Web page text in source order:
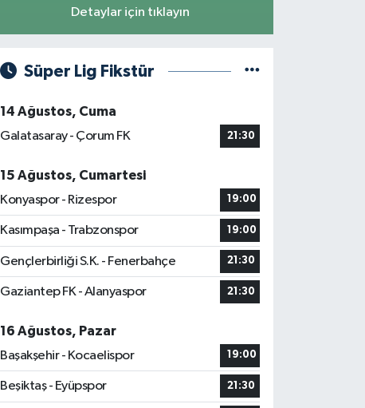
Detaylar için tıklayın
Süper Lig Fikstür
14 Ağustos, Cuma
Galatasaray - Çorum FK
21:30
15 Ağustos, Cumartesi
Konyaspor - Rizespor
19:00
Kasımpaşa - Trabzonspor 19:00
Gençlerbirliği S.K. - Fenerbahçe 21:30
Gaziantep FK - Alanyaspor 21:30
16 Ağustos, Pazar
Başakşehir - Kocaelispor
19:00
Beşiktaş - Eyüpspor 21:30